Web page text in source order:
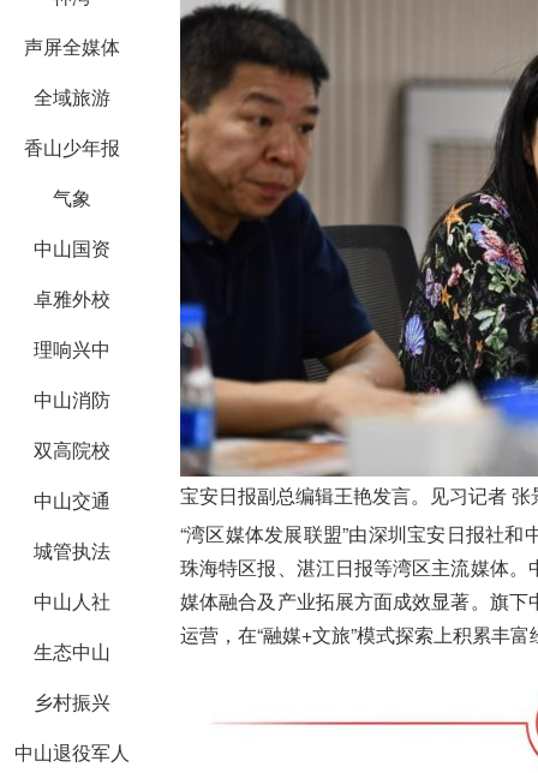
声屏全媒体
全域旅游
香山少年报
气象
中山国资
卓雅外校
理响兴中
中山消防
双高院校
中山交通
城管执法
中山人社
生态中山
乡村振兴
中山退役军人
宝安日报副总编辑王艳发言。见习记者
“湾区媒体发展联盟”由深圳宝安日报社
珠海特区报、湛江日报等湾区主流媒体
媒体融合及产业拓展方面成效显著。旗
运营，在“融媒+文旅”模式探索上积累丰